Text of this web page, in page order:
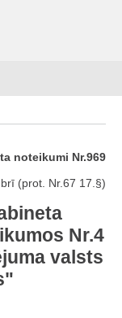
noteikumi Nr.969
(prot. Nr.67 17.§)
Nr.4
valsts